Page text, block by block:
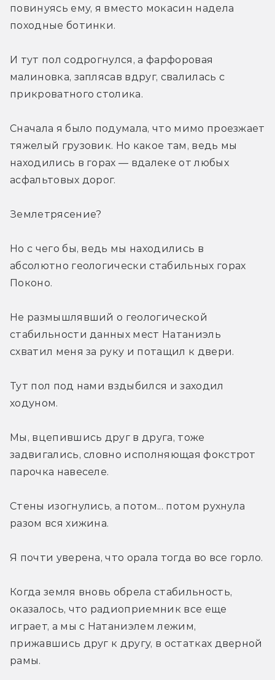
повинуясь ему, я вместо мокасин надела
походные ботинки.
И тут пол содрогнулся, а фарфоровая
малиновка, заплясав вдруг, свалилась с
прикроватного столика.
Сначала я было подумала, что мимо проезжает
тяжелый грузовик. Но какое там, ведь мы
находились в горах — вдалеке от любых
асфальтовых дорог.
Землетрясение?
Но с чего бы, ведь мы находились в
абсолютно геологически стабильных горах
Поконо.
Не размышлявший о геологической
стабильности данных мест Натаниэль
схватил меня за руку и потащил к двери.
Тут пол под нами вздыбился и заходил
ходуном.
Мы, вцепившись друг в друга, тоже
задвигались, словно исполняющая фокстрот
парочка навеселе.
Стены изогнулись, а потом... потом рухнула
разом вся хижина.
Я почти уверена, что орала тогда во все горло.
Когда земля вновь обрела стабильность,
оказалось, что радиоприемник все еще
играет, а мы с Натаниэлем лежим,
прижавшись друг к другу, в остатках дверной
рамы.